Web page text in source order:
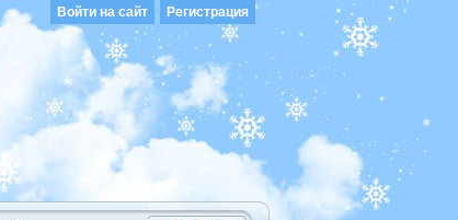
Войти на сайт Регистрация